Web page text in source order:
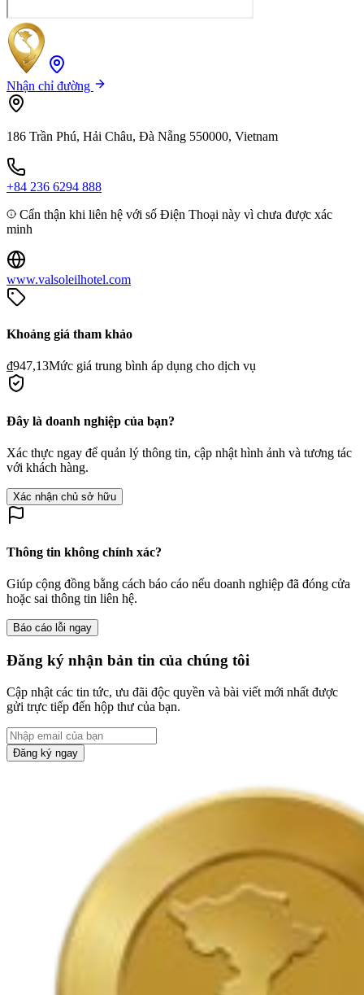
Nhận chỉ đường
186 Trần Phú, Hải Châu, Đà Nẵng 550000, Vietnam
+84 236 6294 888
Cẩn thận khi liên hệ với số Điện Thoại này vì chưa được xác
minh
www.valsoleilhotel.com
Khoảng giá tham khảo
₫947,13Mức giá trung bình áp dụng cho dịch vụ
Đây là doanh nghiệp của bạn?
Xác thực ngay để quản lý thông tin, cập nhật hình ảnh và tương tác
với khách hàng.
Xác nhận chủ sở hữu
Thông tin không chính xác?
Giúp cộng đồng bằng cách báo cáo nếu doanh nghiệp đã đóng cửa
hoặc sai thông tin liên hệ.
Báo cáo lỗi ngay
Đăng ký nhận bản tin của chúng tôi
Cập nhật các tin tức, ưu đãi độc quyền và bài viết mới nhất được
gửi trực tiếp đến hộp thư của bạn.
Đăng ký ngay